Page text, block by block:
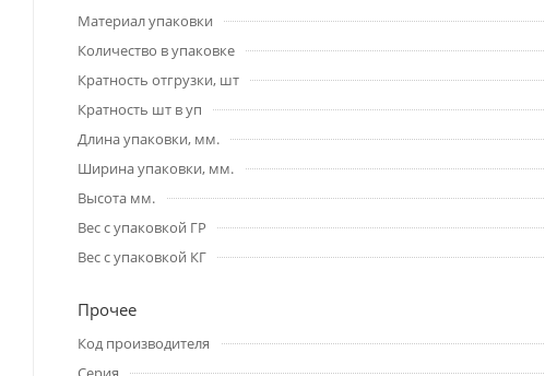
Материал упаковки
Количество в упаковке
Кратность отгрузки, шт
Кратность шт в уп
Длина упаковки, мм.
Ширина упаковки, мм.
Высота мм.
Вес с упаковкой ГР
Вес с упаковкой КГ
Прочее
Код производителя